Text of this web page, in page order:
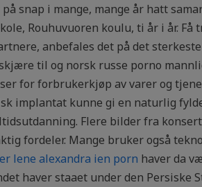
snap i mange, mange år hatt
Rouhuvuoren koulu, ti år i år.
anbefales det på det
til og norsk russe porno
for forbrukerkjøp av varer og
implantat kunne gi en naturlig
Flere bilder fra
fordeler. Mange bruker også
lene alexandra ien porn haver da
haver staaet under den Persiske